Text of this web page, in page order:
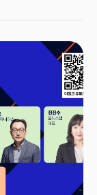
구자로서 경력 내내
생각한다"며 "특히 AI
다.🚀 더밀크 멤버십